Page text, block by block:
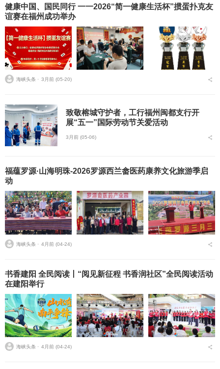
健康中国、国民同行 一一2026“简一健康生活杯”掼蛋扑克友
谊赛在福州成功举办
海峡头条 ⋅ 3月前 (05-20)
致敬榕城守护者，工行福州闽都支行开
展“五一”国际劳动节关爱活动
3月前 (05-06)
福蕴罗源·山海明珠-2026罗源西兰畲医药康养文化旅游季启
动
海峡头条 ⋅ 4月前 (04-24)
书香建阳 全民阅读丨“阅见新征程 书香润社区”全民阅读活动
在建阳举行
海峡头条 ⋅ 4月前 (04-24)